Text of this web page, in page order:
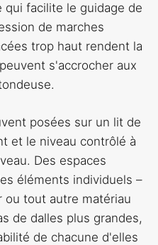
qui facilite le guidage de
de marches
trop haut rendent la
s'accrocher aux
posées sur un lit de
et le niveau contrôlé à
Des espaces
éléments individuels –
ou tout autre matériau
de dalles plus grandes,
de chacune d'elles